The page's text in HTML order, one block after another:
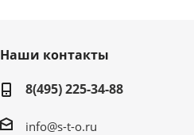
Наши контакты
8(495) 225-34-88
info@s-t-o.ru